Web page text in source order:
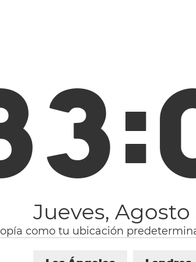
3:
Jueves, Agosto
como tu ubicación